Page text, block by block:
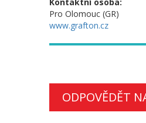
Pro Olomouc (GR)
www.grafton.cz
ODPOVĚDĚT